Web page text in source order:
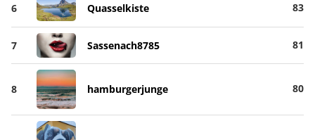
6 Quasselkiste 83
7 Sassenach8785 81
8 hamburgerjunge 80